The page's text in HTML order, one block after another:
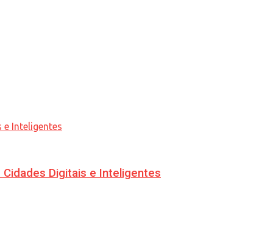
Digitais e Inteligentes